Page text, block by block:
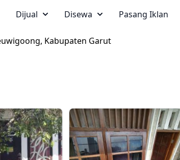
Dijual Disewa Pasang Iklan
Kabupaten Garut